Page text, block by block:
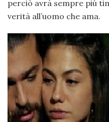
perciò avrà sempre più
verità all’uomo che ama.